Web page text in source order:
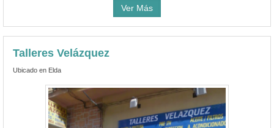
Ver Más
Talleres Velázquez
Ubicado en Elda